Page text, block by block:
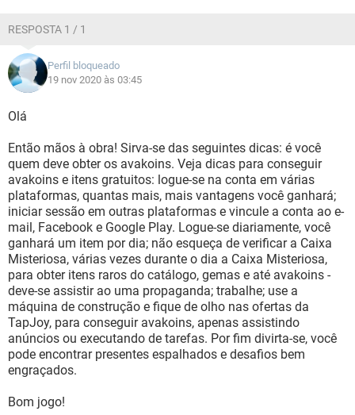
RESPOSTA 1 / 1
Perfil bloqueado
19 nov 2020 às 03:45
Olá
Então mãos à obra! Sirva-se das seguintes dicas: é você
quem deve obter os avakoins. Veja dicas para conseguir
avakoins e itens gratuitos: logue-se na conta em várias
plataformas, quantas mais, mais vantagens você ganhará;
iniciar sessão em outras plataformas e vincule a conta ao e-
mail, Facebook e Google Play. Logue-se diariamente, você
ganhará um item por dia; não esqueça de verificar a Caixa
Misteriosa, várias vezes durante o dia a Caixa Misteriosa,
para obter itens raros do catálogo, gemas e até avakoins -
deve-se assistir ao uma propaganda; trabalhe; use a
máquina de construção e fique de olho nas ofertas da
TapJoy, para conseguir avakoins, apenas assistindo
anúncios ou executando de tarefas. Por fim divirta-se, você
pode encontrar presentes espalhados e desafios bem
engraçados.
Bom jogo!